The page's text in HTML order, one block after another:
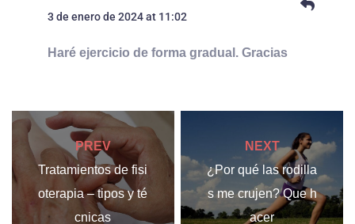
3 de enero de 2024 at 11:02
Haré ejercicio de forma gradual. Gracias
PREV
Tratamientos de fisi
oterapia – tipos y té
cnicas
NEXT
¿Por qué las rodilla
s me crujen? Que h
acer